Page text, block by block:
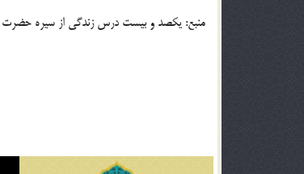
منبع: يكصد و بيست درس زندگى از سيره